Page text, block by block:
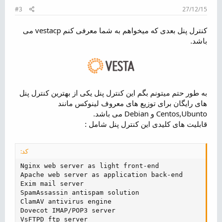
27/12/15
#3
کنترل پنل بعدی که میخواهم به شما معرفی کنم vestacp می
باشد.
به طور حتم میتونم بگم این کنترل پنل یکی از بهترین کنترل پنل
های رایگان برای توزیع های معروف لینوکس مانند
Centos,Ubunto و Debian می باشد.
قابلیت های کلیدی این کنترل پنل شامل :
کد:
Nginx web server as light front-end
Apache web server as application back-end
Exim mail server
SpamAssassin antispam solution
ClamAV antivirus engine
Dovecot IMAP/POP3 server
VsFTPD ftp server